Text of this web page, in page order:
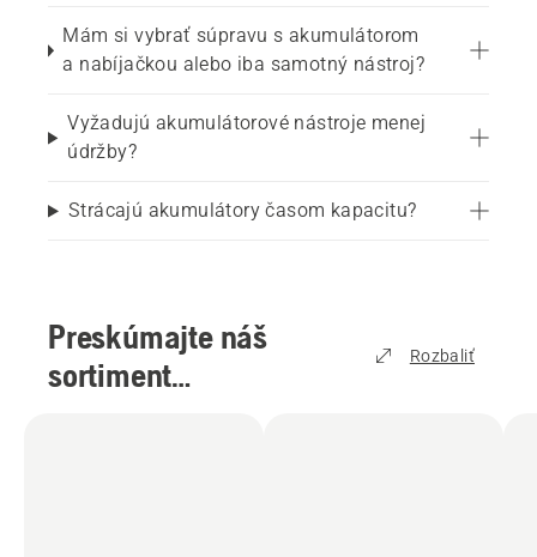
Mám si vybrať súpravu s akumulátorom
a nabíjačkou alebo iba samotný nástroj?
Vyžadujú akumulátorové nástroje menej
údržby?
Strácajú akumulátory časom kapacitu?
Preskúmajte náš
sortiment
Rozbaliť